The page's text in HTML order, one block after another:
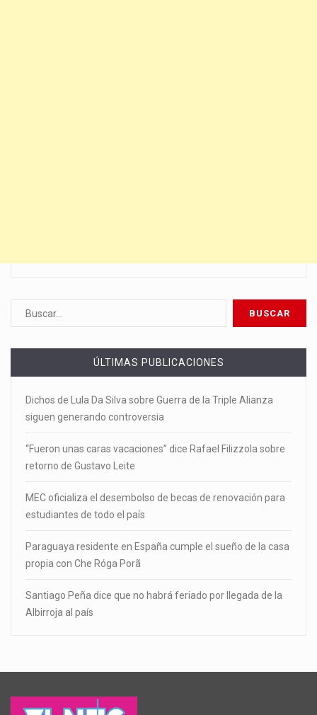
ÚLTIMAS PUBLICACIONES
Dichos de Lula Da Silva sobre Guerra de la Triple Alianza
siguen generando controversia
“Fueron unas caras vacaciones” dice Rafael Filizzola sobre
retorno de Gustavo Leite
MEC oficializa el desembolso de becas de renovación para
estudiantes de todo el país
Paraguaya residente en España cumple el sueño de la casa
propia con Che Róga Porã
Santiago Peña dice que no habrá feriado por llegada de la
Albirroja al país